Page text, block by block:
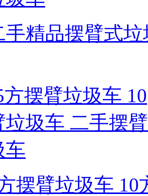
手精品摆臂式
摆臂垃圾车